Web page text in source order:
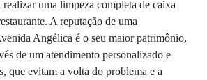
uma limpeza completa de caixa
A reputação de uma
Angélica é o seu maior patrimônio,
de um atendimento personalizado e
que evitam a volta do problema e a